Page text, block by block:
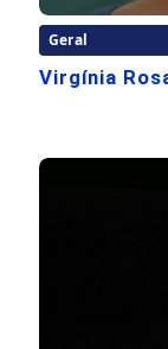
Geral
Virgínia